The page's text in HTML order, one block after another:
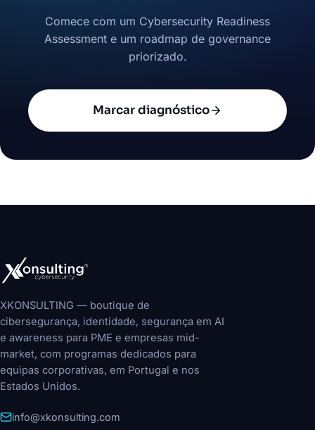
Comece com um Cybersecurity Readiness
Assessment e um roadmap de governance
priorizado.
Marcar diagnóstico
XKONSULTING — boutique de
cibersegurança, identidade, segurança em AI
e awareness para PME e empresas mid-
market, com programas dedicados para
equipas corporativas, em Portugal e nos
Estados Unidos.
info@xkonsulting.com